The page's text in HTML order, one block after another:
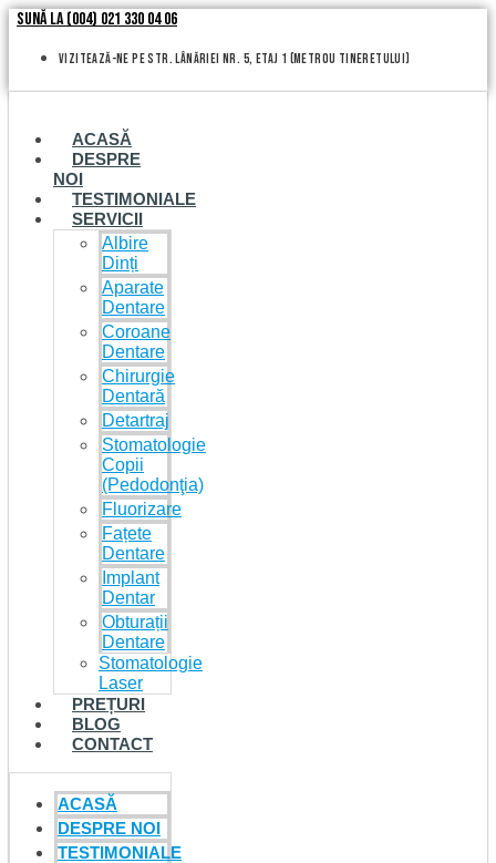
Skip
content
Sună la (004) 021 330 04 06
vizitează-ne pe Str. Lânăriei nr. 5, etaj 1 (metrou Tineretului)
ACASĂ
DESPRE
NOI
TESTIMONIALE
SERVICII
Albire
Dinți
Aparate
Dentare
Coroane
Dentare
Chirurgie
Dentară
Detartraj
Stomatologie
Copii
(Pedodonţia)
Fluorizare
Fațete
Dentare
Implant
Dentar
Obturații
Dentare
Stomatologie
Laser
PREȚURI
BLOG
CONTACT
ACASĂ
DESPRE NOI
TESTIMONIALE